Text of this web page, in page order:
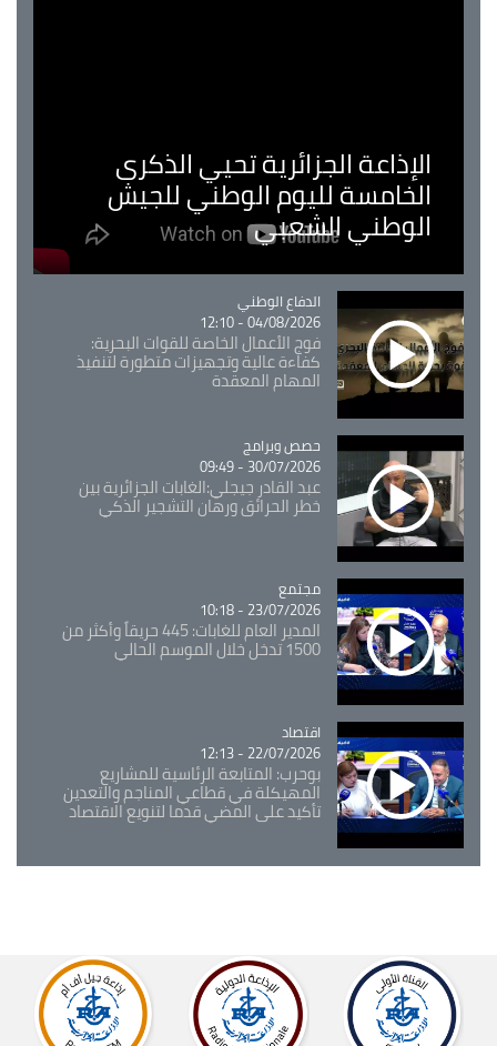
الإذاعة الجزائرية تحيي الذكرى
الخامسة لليوم الوطني للجيش
الوطني الشعبي
Catégorie
الدفاع الوطني
04/08/2026 - 12:10
فوج الأعمال الخاصة للقوات البحرية:
كفاءة عالية وتجهيزات متطورة لتنفيذ
المهام المعقدة
Catégorie
حصص وبرامج
30/07/2026 - 09:49
عبد القادر جيجلي:الغابات الجزائرية بين
خطر الحرائق ورهان التشجير الذكي
Catégorie
مجتمع
23/07/2026 - 10:18
المدير العام للغابات: 445 حريقاً وأكثر من
1500 تدخل خلال الموسم الحالي
Catégorie
اقتصاد
22/07/2026 - 12:13
بوحرب: المتابعة الرئاسية للمشاريع
المهيكلة في قطاعي المناجم والتعدين
تأكيد على المضي قدما لتنويع الاقتصاد